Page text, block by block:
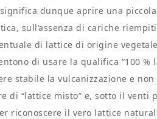
dunque aprire una
sull’assenza di cariche
di lattice di origine
di usare la qualifica “100
stabile la vulcanizzazione e non
di “lattice misto” e, sotto il venti
riconoscere il vero lattice